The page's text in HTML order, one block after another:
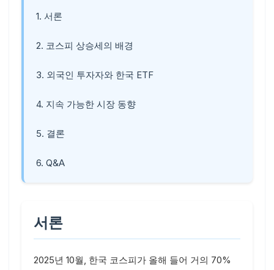
1. 서론
2. 코스피 상승세의 배경
3. 외국인 투자자와 한국 ETF
4. 지속 가능한 시장 동향
5. 결론
6. Q&A
서론
2025년 10월, 한국 코스피가 올해 들어 거의 70%